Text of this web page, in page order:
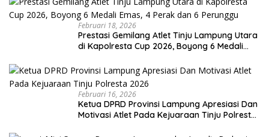
Februari 18, 2026
Prestasi Gemilang Atlet Tinju Lampung Utara
di Kapolresta Cup 2026, Boyong 6 Medali
Februari 16, 2026
Ketua DPRD Provinsi Lampung Apresiasi Dan
Motivasi Atlet Pada Kejuaraan Tinju Polresta